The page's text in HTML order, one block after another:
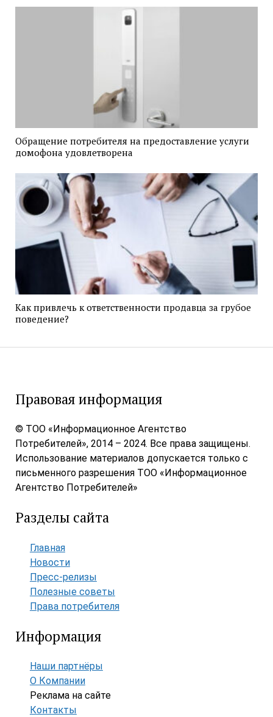
Обращение потребителя на предоставление услуги
домофона удовлетворена
Как привлечь к ответственности продавца за грубое
поведение?
Правовая информация
© ТОО «Информационное Агентство
Потребителей», 2014 – 2024. Все права защищены.
Использование материалов допускается только с
письменного разрешения ТОО «Информационное
Агентство Потребителей»
Разделы сайта
Главная
Новости
Пресс-релизы
Полезные советы
Права потребителя
Информация
Наши партнёры
О Компании
Реклама на сайте
Контакты